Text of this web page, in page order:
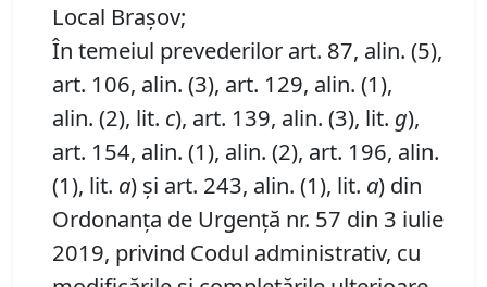
Local Brașov;
În temeiul prevederilor art. 87, alin. (5),
art. 106, alin. (3), art. 129, alin. (1),
alin. (2), lit. c), art. 139, alin. (3), lit. g),
art. 154, alin. (1), alin. (2), art. 196, alin.
(1), lit. a) și art. 243, alin. (1), lit. a) din
Ordonanța de Urgență nr. 57 din 3 iulie
2019, privind Codul administrativ, cu